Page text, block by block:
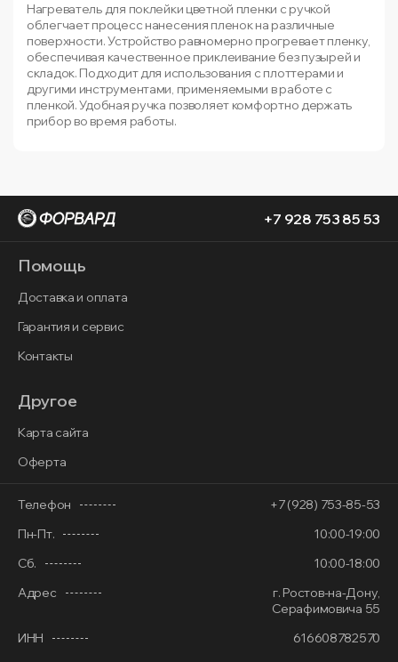
Нагреватель для поклейки цветной пленки с ручкой
облегчает процесс нанесения пленок на различные
поверхности. Устройство равномерно прогревает пленку,
обеспечивая качественное приклеивание без пузырей и
складок. Подходит для использования с плоттерами и
другими инструментами, применяемыми в работе с
пленкой. Удобная ручка позволяет комфортно держать
прибор во время работы.
+7 928 753 85 53
Помощь
Доставка и оплата
Гарантия и сервис
Контакты
Другое
Карта сайта
Оферта
Телефон
+7 (928) 753-85-53
Пн-Пт.
10:00-19:00
Сб.
10:00-18:00
Адрес
г. Ростов-на-Дону,
Серафимовича 55
ИНН
616608782570